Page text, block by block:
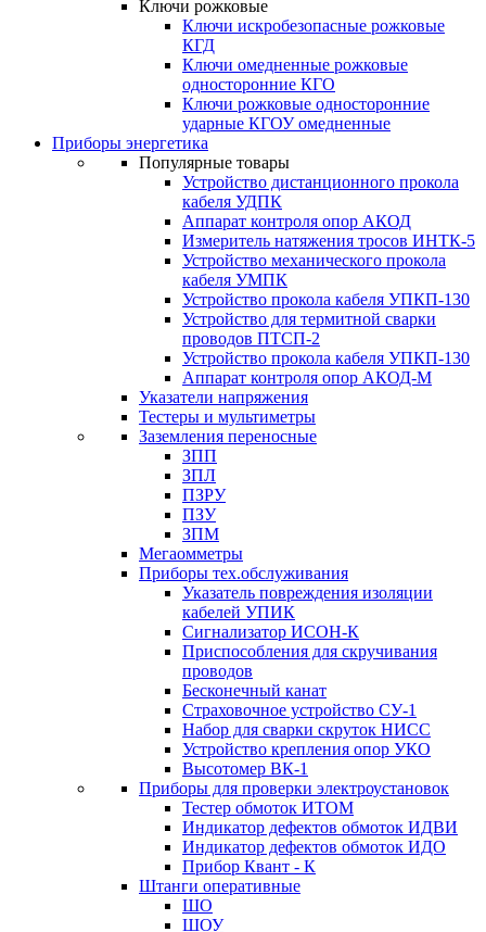
Ключи рожковые
Ключи искробезопасные рожковые
КГД
Ключи омедненные рожковые
односторонние КГО
Ключи рожковые односторонние
ударные КГОУ омедненные
Приборы энергетика
Популярные товары
Устройство дистанционного прокола
кабеля УДПК
Аппарат контроля опор АКОД
Измеритель натяжения тросов ИНТК-5
Устройство механического прокола
кабеля УМПК
Устройство прокола кабеля УПКП-130
Устройство для термитной сварки
проводов ПТСП-2
Устройство прокола кабеля УПКП-130
Аппарат контроля опор АКОД-М
Указатели напряжения
Тестеры и мультиметры
Заземления переносные
ЗПП
ЗПЛ
ПЗРУ
ПЗУ
ЗПМ
Мегаомметры
Приборы тех.обслуживания
Указатель повреждения изоляции
кабелей УПИК
Сигнализатор ИСОН-К
Приспособления для скручивания
проводов
Бесконечный канат
Страховочное устройство СУ-1
Набор для сварки скруток НИСС
Устройство крепления опор УКО
Высотомер ВК-1
Приборы для проверки электроустановок
Тестер обмоток ИТОМ
Индикатор дефектов обмоток ИДВИ
Индикатор дефектов обмоток ИДО
Прибор Квант - К
Штанги оперативные
ШО
ШОУ